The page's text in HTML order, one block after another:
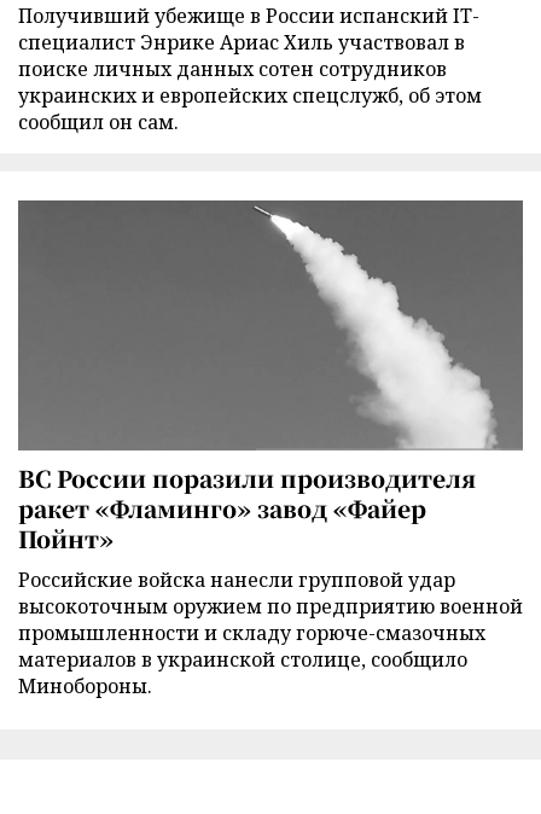
Получивший убежище в России испанский IT-
специалист Энрике Ариас Хиль участвовал в
поиске личных данных сотен сотрудников
украинских и европейских спецслужб, об этом
сообщил он сам.
ВС России поразили производителя
ракет «Фламинго» завод «Файер
Пойнт»
Российские войска нанесли групповой удар
высокоточным оружием по предприятию военной
промышленности и складу горюче-смазочных
материалов в украинской столице, сообщило
Минобороны.